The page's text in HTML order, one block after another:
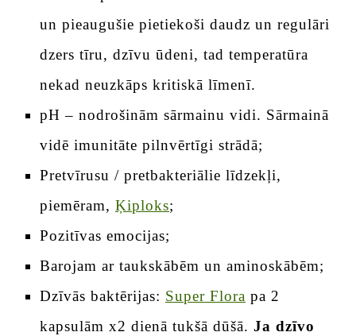
un pieaugušie pietiekoši daudz un regulāri
dzers tīru, dzīvu ūdeni, tad temperatūra
nekad neuzkāps kritiskā līmenī.
pH – nodrošinām sārmainu vidi. Sārmainā
vidē imunitāte pilnvērtīgi strādā;
Pretvīrusu / pretbakteriālie līdzekļi,
piemēram, Ķiploks;
Pozitīvas emocijas;
Barojam ar taukskābēm un aminoskābēm;
Dzīvās baktērijas: Super Flora pa 2
kapsulām x2 dienā tukšā dūšā. Ja dzīvo